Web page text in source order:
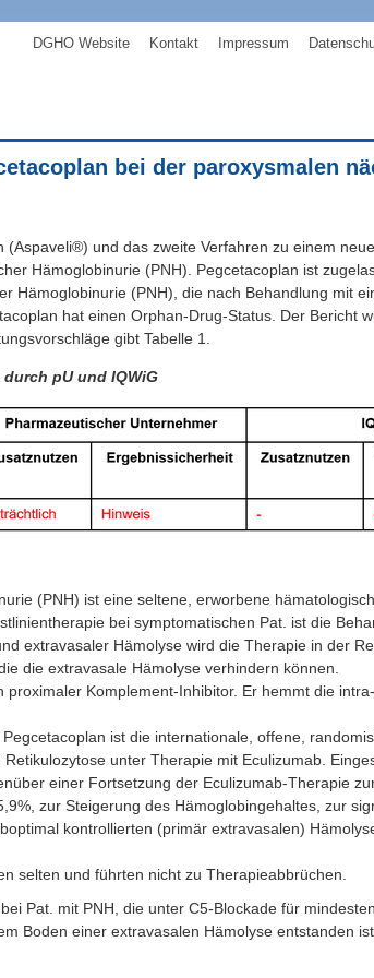
DGHO Website Kontakt Impressum
bei der paroxysmalen
und das zweite Verfahren zu einem
Hämoglobinurie (PNH). Pegcetacoplan ist
Hämoglobinurie (PNH), die nach Behandlung mit
hat einen Orphan-Drug-Status. Der Bericht
gibt Tabelle 1.
pU und IQWiG
(PNH) ist eine seltene, erworbene
bei symptomatischen Pat. ist die
extravasaler Hämolyse wird die Therapie in der
die extravasale Hämolyse verhindern können.
proximaler Komplement-Inhibitor. Er hemmt die
ist die internationale, offene,
unter Therapie mit Eculizumab.
einer Fortsetzung der Eculizumab-Therapie
zur Steigerung des Hämoglobingehaltes, zur
kontrollierten (primär extravasalen)
selten und führten nicht zu Therapieabbrüchen.
Pat. mit PNH, die unter C5-Blockade für
Boden einer extravasalen Hämolyse entstanden